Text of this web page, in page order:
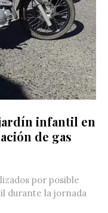
jardín infantil en
de gas
por posible
durante la jornada